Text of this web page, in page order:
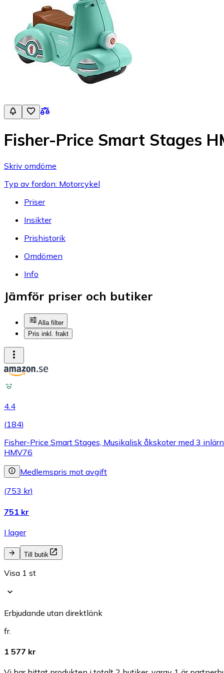
Fisher-Price Smart Stages
Skriv omdöme
Typ av fordon: Motorcykel
Priser
Insikter
Prishistorik
Omdömen
Info
Jämför priser och butiker
Alla filter
Pris inkl. frakt
4.4
(184)
Fisher-Price Smart Stages, Musikalisk åkskoter med 3
HMV76
Medlemspris mot avgift
(753 kr)
751 kr
I lager
Till butik
Visa 1 st
Erbjudande utan direktlänk
fr.
1 577 kr